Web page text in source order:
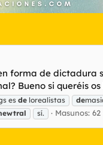
forma de
Bueno si queréis
esde lorealistas de
sí. Masunos: 62